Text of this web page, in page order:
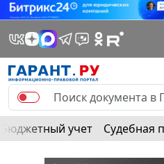
Бюджетный учет Судебная